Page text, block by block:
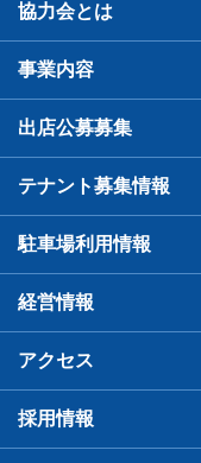
協力会とは
事業内容
出店公募募集
テナント募集情報
駐車場利用情報
経営情報
アクセス
採用情報